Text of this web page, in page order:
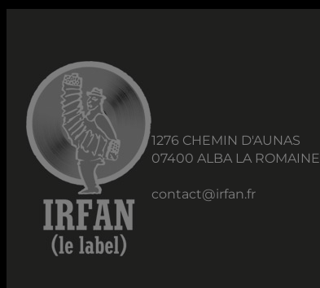
1276 CHEMIN D'AUNAS
07400 ALBA LA ROMAINE
contact@irfan.fr